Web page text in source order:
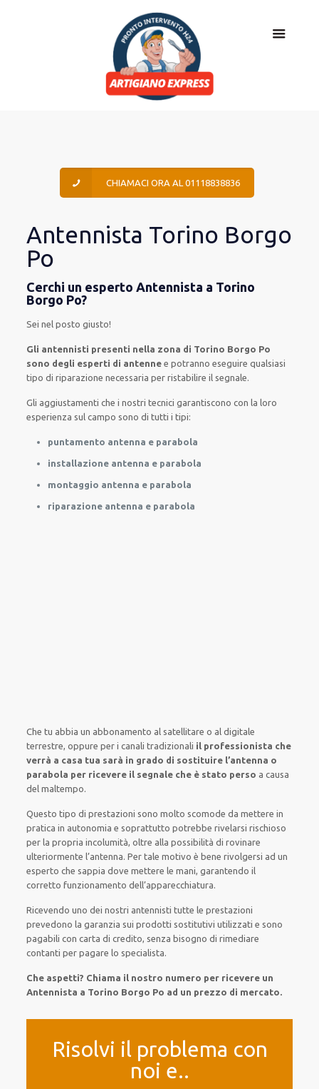
CHIAMACI ORA AL 01118838836
Antennista Torino Borgo
Po
Cerchi un esperto Antennista a Torino
Borgo Po?
Sei nel posto giusto!
Gli antennisti presenti nella zona di Torino Borgo Po
sono degli esperti di antenne e potrannoeseguire qualsiasi
tipo di riparazione necessaria per ristabilire il segnale.
Gli aggiustamenti che i nostritecnici garantiscono con la loro
esperienza sul campo sono di tutti i tipi:
puntamento antenna e parabola
installazione antenna e parabola
montaggio antenna e parabola
riparazione antenna e parabola
Che tu abbia un abbonamento al satellitare o al digitale
terrestre, oppure per i canalitradizionali il professionista che
verrà a casa tua sarà in grado di sostituire l’antenna o
parabola per ricevere il segnale che è stato perso a causa
del maltempo.
Questo tipo diprestazioni sono molto scomode damettere in
pratica in autonomiae soprattutto potrebberivelarsi rischioso
per la propriaincolumità, oltre alla possibilità dirovinare
ulteriormente l’antenna. Per tale motivo è bene rivolgersi ad un
esperto che sappiadove mettere le mani, garantendo il
corretto funzionamento dell’apparecchiatura.
Ricevendo uno dei nostri antennisti tutte le prestazioni
prevedono la garanzia sui prodotti sostitutivi utilizzati e sono
pagabili con carta di credito, senza bisogno dirimediare
contanti per pagare lo specialista.
Che aspetti? Chiama il nostro numero per ricevere un
Antennista a Torino Borgo Po ad un prezzo di mercato.
Risolvi il problema con
noi e..